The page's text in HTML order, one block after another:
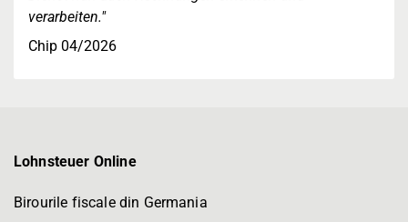
verarbeiten."
Chip 04/2026
Lohnsteuer Online
Birourile fiscale din Germania